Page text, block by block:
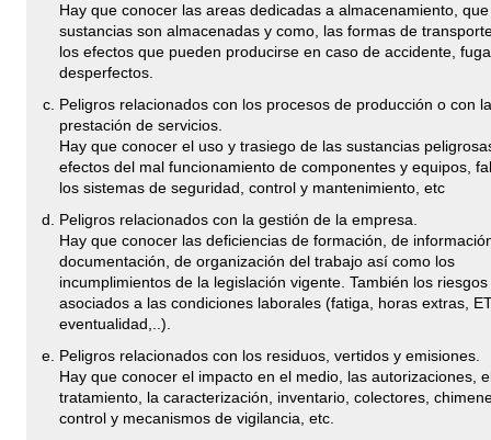
Hay que conocer las areas dedicadas a almacenamiento, que
sustancias son almacenadas y como, las formas de
los efectos que pueden producirse en caso de accidente,
desperfectos.
Peligros relacionados con los procesos de producción o con la
prestación de servicios.
Hay que conocer el uso y trasiego de las sustancias
efectos del mal funcionamiento de componentes y equipos,
los sistemas de seguridad, control y mantenimiento, etc
Peligros relacionados con la gestión de la empresa.
Hay que conocer las deficiencias de formación, de
documentación, de organización del trabajo así como los
incumplimientos de la legislación vigente. También los riesgos
asociados a las condiciones laborales (fatiga, horas extras,
eventualidad,..).
Peligros relacionados con los residuos, vertidos y emisiones.
Hay que conocer el impacto en el medio, las autorizaciones,
tratamiento, la caracterización, inventario, colectores,
control y mecanismos de vigilancia, etc.